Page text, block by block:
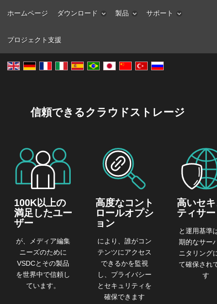
ホームページ ダウンロード 製品 サポート
プロジェクト支援
信頼できるクラウドストレージ
100K以上の
満足したユー
ザー
が、メディア編集
ニーズのために
VSDCとその製品
を世界中で信頼し
ています。
高度なコント
ロールオプシ
ョン
により、誰がコン
テンツにアクセス
できるかを監視
し、プライバシー
とセキュリティを
確保できます
高いセ
ティサ
と運用基準
期的なサー
ニタリング
て確保され
す